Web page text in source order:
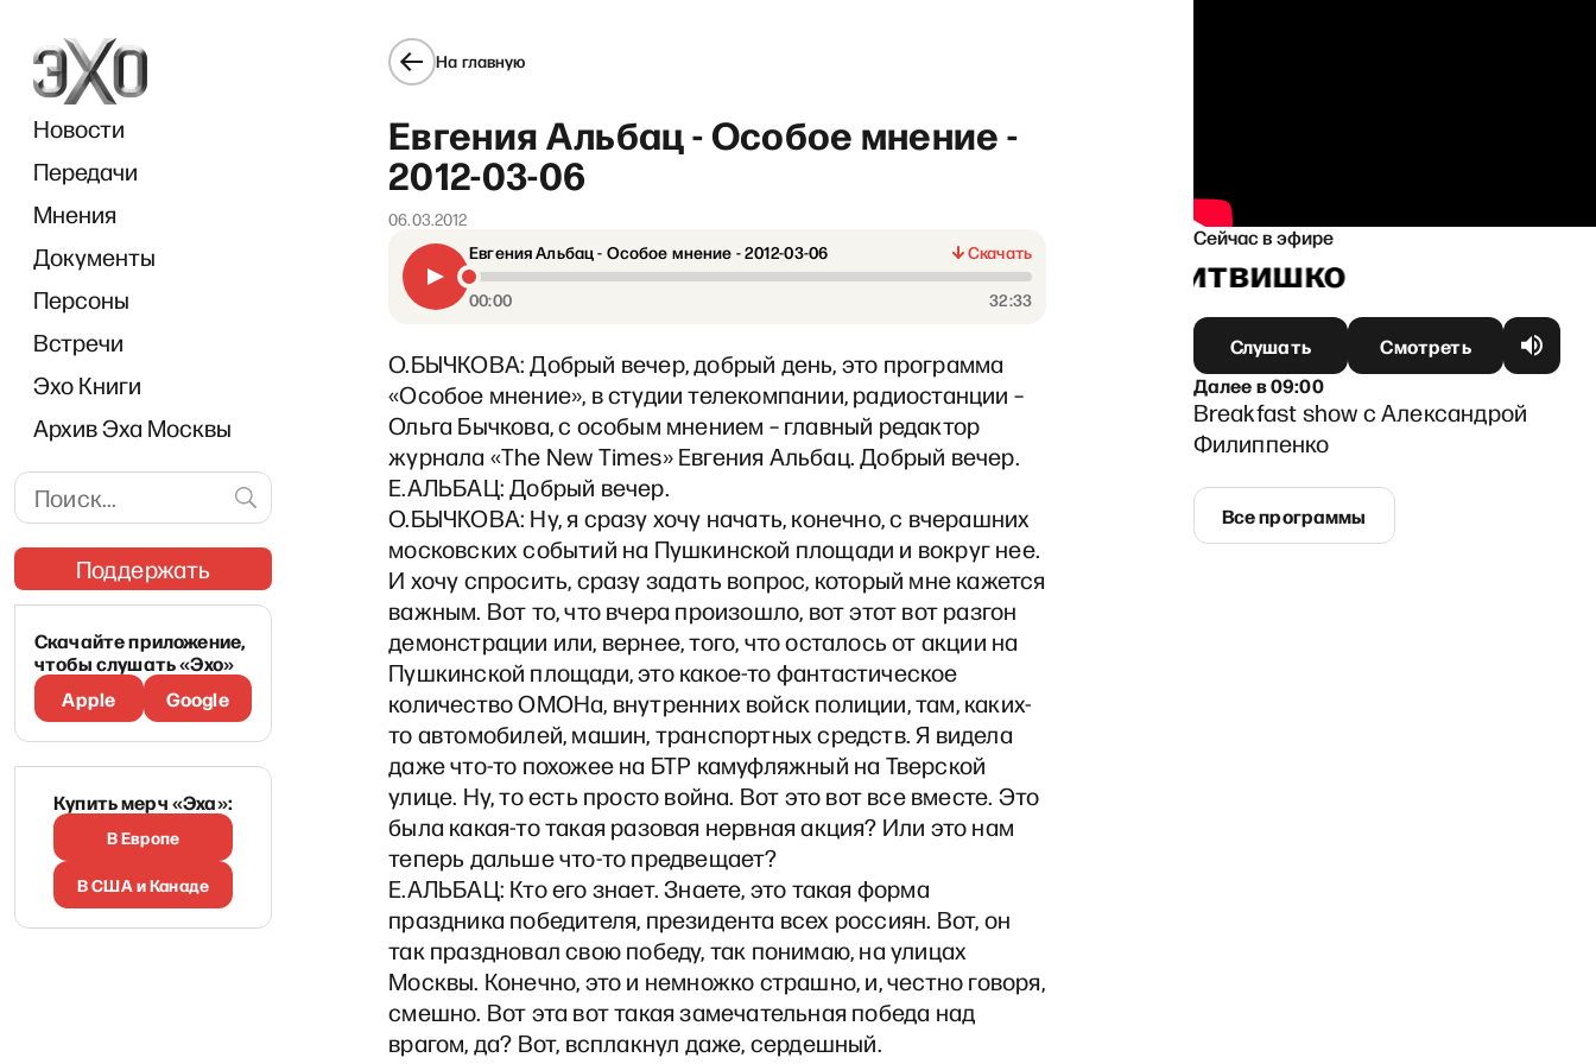
Новости
Передачи
Мнения
Документы
Персоны
Встречи
Эхо Книги
Архив Эха Москвы
Поддержать
Скачайте приложение,
чтобы слушать «Эхо»
Apple
Google
Купить мерч «Эха»:
В Европе
В США и Канаде
На главную
Евгения Альбац - Особое мнение -
2012-03-06
06.03.2012
Евгения Альбац - Особое мнение - 2012-03-06
Скачать
00:00 32:33
О.БЫЧКОВА: Добрый вечер, добрый день, это программа
«Особое мнение», в студии телекомпании, радиостанции –
Ольга Бычкова, с особым мнением – главный редактор
журнала «The New Times» Евгения Альбац. Добрый вечер.
Е.АЛЬБАЦ: Добрый вечер.
О.БЫЧКОВА: Ну, я сразу хочу начать, конечно, с вчерашних
московских событий на Пушкинской площади и вокруг нее.
И хочу спросить, сразу задать вопрос, который мне кажется
важным. Вот то, что вчера произошло, вот этот вот разгон
демонстрации или, вернее, того, что осталось от акции на
Пушкинской площади, это какое-то фантастическое
количество ОМОНа, внутренних войск полиции, там, каких-
то автомобилей, машин, транспортных средств. Я видела
даже что-то похожее на БТР камуфляжный на Тверской
улице. Ну, то есть просто война. Вот это вот все вместе. Это
была какая-то такая разовая нервная акция? Или это нам
теперь дальше что-то предвещает?
Е.АЛЬБАЦ: Кто его знает. Знаете, это такая форма
праздника победителя, президента всех россиян. Вот, он
так праздновал свою победу, так понимаю, на улицах
Москвы. Конечно, это и немножко страшно, и, честно говоря,
смешно. Вот эта вот такая замечательная победа над
врагом, да? Вот, всплакнул даже, сердешный.
Сейчас в эфире
РЗВРТ с Антоном Рубиным и Дашей Литвишко
Слушать
Смотреть
Далеев09:00
Breakfast show с Александрой
Филиппенко
Все программы